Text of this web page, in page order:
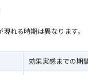
れる時期は異なります。
効果実感までの期